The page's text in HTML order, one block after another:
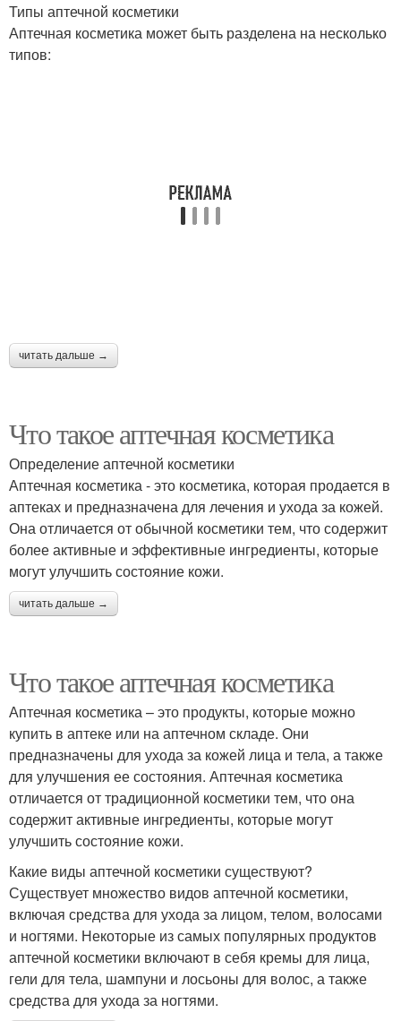
Типы аптечной косметики
Аптечная косметика может быть разделена на несколько
типов:
читать дальше →
Что такое аптечная косметика
Определение аптечной косметики
Аптечная косметика - это косметика, которая продается в
аптеках и предназначена для лечения и ухода за кожей.
Она отличается от обычной косметики тем, что содержит
более активные и эффективные ингредиенты, которые
могут улучшить состояние кожи.
читать дальше →
Что такое аптечная косметика
Аптечная косметика – это продукты, которые можно
купить в аптеке или на аптечном складе. Они
предназначены для ухода за кожей лица и тела, а также
для улучшения ее состояния. Аптечная косметика
отличается от традиционной косметики тем, что она
содержит активные ингредиенты, которые могут
улучшить состояние кожи.
Какие виды аптечной косметики существуют?
Существует множество видов аптечной косметики,
включая средства для ухода за лицом, телом, волосами
и ногтями. Некоторые из самых популярных продуктов
аптечной косметики включают в себя кремы для лица,
гели для тела, шампуни и лосьоны для волос, а также
средства для ухода за ногтями.